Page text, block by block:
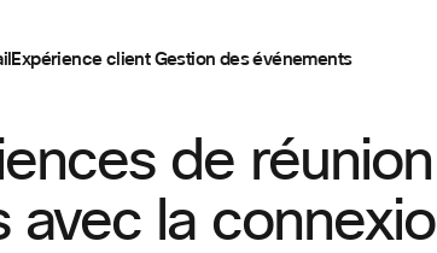
Expérience clientGestion des événements
de réunion
avec la